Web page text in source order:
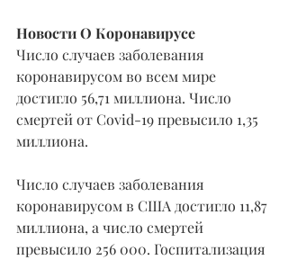
Новости О Коронавирусе
Число случаев заболевания
коронавирусом во всем мире
достигло 56,71 миллиона. Число
смертей от Covid-19 превысило 1,35
миллиона.
Число случаев заболевания
коронавирусом в США достигло 11,87
миллиона, а число смертей
превысило 256 000. Госпитализация